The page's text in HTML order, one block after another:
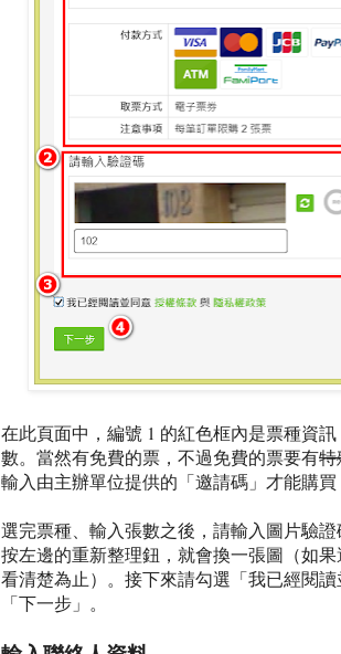
在此頁面中，編號 1 的紅色框內是票種資
數。當然有免費的票，不過免費的票要有特
輸入由主辦單位提供的「邀請碼」才能購
選完票種、輸入張數之後，請輸入圖片驗
按左邊的重新整理鈕，就會換一張圖（如
看清楚為止）。接下來請勾選「我已經閱
「下一步」。